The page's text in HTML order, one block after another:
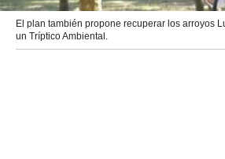
El plan también propone recuperar los arroyos
un Tríptico Ambiental.